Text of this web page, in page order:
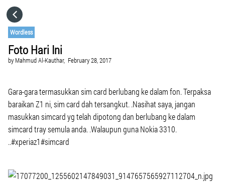
Wordless
Foto Hari Ini
by Mahmud Al-Kauthar, February 28, 2017
Gara-gara termasukkan sim card berlubang ke dalam fon. Terpaksa
baraikan Z1 ni, sim card dah tersangkut. .Nasihat saya, jangan
masukkan simcard yg telah dipotong dan berlubang ke dalam
simcard tray semula anda. .Walaupun guna Nokia 3310.
..#xperiaz1#simcard
VISIT WEBSITE